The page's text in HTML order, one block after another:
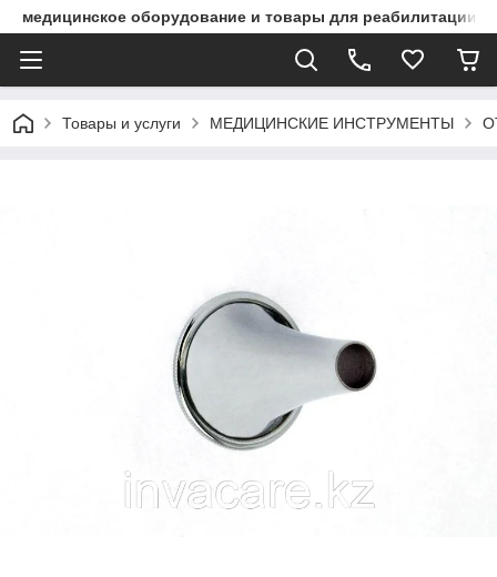
медицинское оборудование и товары для реабилитации
Товары и услуги МЕДИЦИНСКИЕ ИНСТРУМЕНТЫ